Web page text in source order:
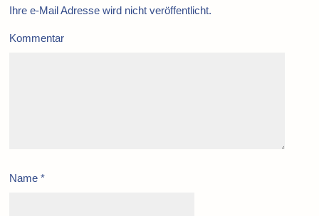
Ihre e-Mail Adresse wird nicht veröffentlicht.
Kommentar
Name *